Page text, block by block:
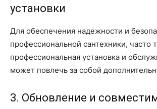
установки
Для обеспечения надежности и
профессиональной сантехники, часто
профессиональная установка и
может повлечь за собой
3. Обновление и